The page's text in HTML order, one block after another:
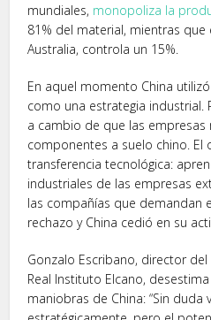
mundiales, monopoliza la
81% del material, mientras
Australia, controla un 15%.
En aquel momento China
como una estrategia industrial.
a cambio de que las
componentes a suelo chino. El
transferencia tecnológica:
industriales de las empresas
las compañías que demandan
rechazo y China cedió en su
Gonzalo Escribano, director
Real Instituto Elcano,
maniobras de China: “Sin duda